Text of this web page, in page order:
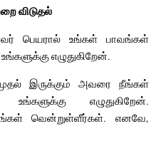
விடுதல்
பெயரால் உங்கள் பாவங்கள்
எழுதுகிறேன்.
இருக்கும் அவரை நீங்கள்
எழுதுகிறேன்.
வென்றுள்ளீர்கள். எனவே,